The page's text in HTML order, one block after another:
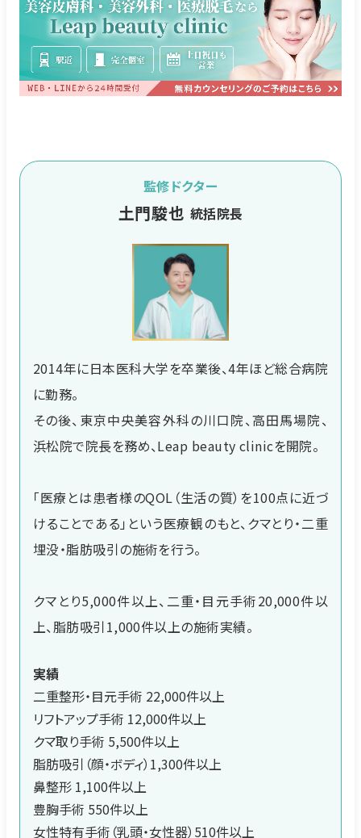
監修ドクター
土門駿也 統括院長
2014年に日本医科大学を卒業後、4年ほど総合病院
に勤務。
その後、東京中央美容外科の川口院、高田馬場院、
浜松院で院長を務め、Leap beauty clinicを開院。
「医療とは患者様のQOL（生活の質）を100点に近づ
けることである」という医療観のもと、クマとり・二重
埋没・脂肪吸引の施術を行う。
クマとり5,000件以上、二重・目元手術20,000件以
上、脂肪吸引1,000件以上の施術実績。
実績
二重整形・目元手術 22,000件以上
リフトアップ手術 12,000件以上
クマ取り手術 5,500件以上
脂肪吸引（顔・ボディ）1,300件以上
鼻整形 1,100件以上
豊胸手術 550件以上
女性特有手術（乳頭・女性器）510件以上